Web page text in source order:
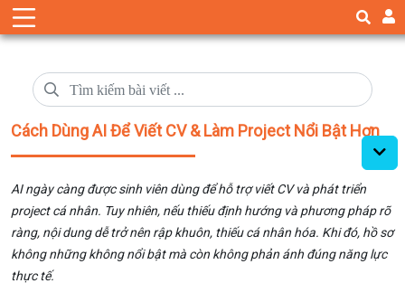
Cách Dùng AI Để Viết CV & Làm Project Nổi Bật Hơn
AI ngày càng được sinh viên dùng để hỗ trợ viết CV và phát triển
project cá nhân. Tuy nhiên, nếu thiếu định hướng và phương pháp rõ
ràng, nội dung dễ trở nên rập khuôn, thiếu cá nhân hóa. Khi đó, hồ sơ
không những không nổi bật mà còn không phản ánh đúng năng lực
thực tế.